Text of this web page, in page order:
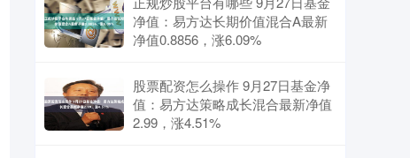
净值：易方达长期价值混合A最新
净值0.8856，涨6.09%
股票配资怎么操作 9月27日基金净
值：易方达策略成长混合最新净值
2.99，涨4.51%